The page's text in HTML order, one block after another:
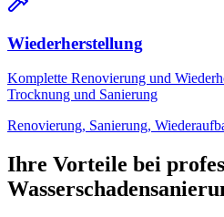
Wiederherstellung
Komplette Renovierung und
Trocknung und Sanierung
Renovierung, Sanierung,
Ihre Vorteile bei